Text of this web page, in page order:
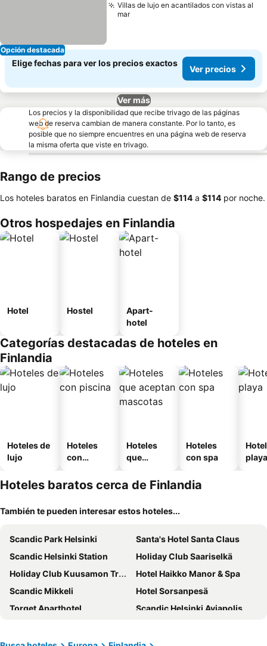
Opción destacada
Villas de lujo en acantilados con vistas al
mar
Elige fechas para ver los precios exactos
Ver precios
Ver más
Los precios y la disponibilidad que recibe trivago de las páginas
web de reserva cambian de manera constante. Por lo tanto, es
posible que no siempre encuentres en una página web de reserva
la misma oferta que viste en trivago.
Rango de precios
Los hoteles baratos en Finlandia cuestan de ‎$114 a ‎$114 por noche.
Otros hospedajes en Finlandia
Hotel Hostel
Apart-
hotel
Categorías destacadas de hoteles en
Finlandia
Hoteles de
lujo
Hoteles
con
Hoteles
que
mascotas
Hoteles
con spa
playa
Hoteles baratos cerca de Finlandia
También te pueden interesar estos hoteles...
Scandic Park Helsinki
Santa's Hotel Santa Claus
Scandic Helsinki Station
Holiday Club Saariselkä
Holiday Club Kuusamon Tropiikki
Hotel Haikko Manor & Spa
Scandic Mikkeli
Hotel Sorsanpesä
Torget Aparthotel
Scandic Helsinki Aviapolis
Hilton Helsinki Airport
Comfort Hotel Helsinki Airport